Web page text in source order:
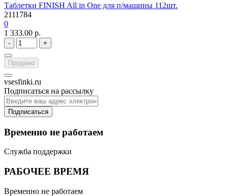
Таблетки FINISH All in One для п/машины 112шт.
2111784
0
1 333.00 р.
- +
Продано
vsesfinki.ru
Подписаться на рассылку
Подписаться
Временно не работаем
Служба поддержки
РАБОЧЕЕ ВРЕМЯ
Временно не работаем